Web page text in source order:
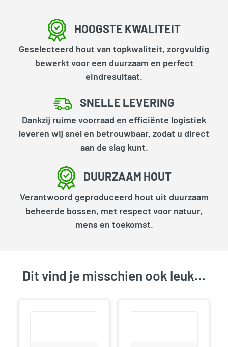
HOOGSTE KWALITEIT
Geselecteerd hout van topkwaliteit, zorgvuldig
bewerkt voor een duurzaam en perfect
eindresultaat.
SNELLE LEVERING
Dankzij ruime voorraad en efficiënte logistiek
leveren wij snel en betrouwbaar, zodat u direct
aan de slag kunt.
DUURZAAM HOUT
Verantwoord geproduceerd hout uit duurzaam
beheerde bossen, met respect voor natuur,
mens en toekomst.
Dit vind je misschien ook leuk…